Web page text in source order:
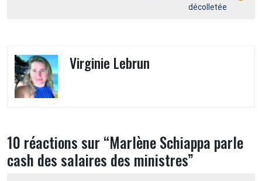
décolletée
Virginie Lebrun
10 réactions sur “Marlène Schiappa parle
cash des salaires des ministres”